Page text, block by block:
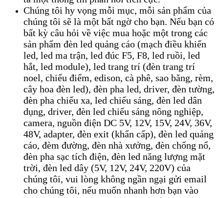
Chúng tôi hy vọng mỗi mục, mỗi sản phẩm của
chúng tôi sẽ là một bất ngờ cho bạn. Nếu bạn có
bất kỳ câu hỏi về việc mua hoặc một trong các
sản phẩm đèn led quảng cáo (mạch điều khiển
led, led ma trận, led đúc F5, F8, led ruồi, led
hắt, led module), led trang trí (đèn trang trí
noel, chiếu điểm, edison, cà phê, sao băng, rèm,
cây hoa đèn led), đèn pha led, driver, đèn tường,
đèn pha chiếu xa, led chiếu sáng, đèn led dân
dụng, driver, đèn led chiếu sáng nông nghiệp,
camera, nguồn điện DC 5V, 12V, 15V, 24V, 36V,
48V, adapter, đèn exit (khẩn cấp), đèn led quảng
cáo, đèm đường, đèn nhà xưởng, đèn chống nổ,
đèn pha sạc tích điện, đèn led năng lượng mặt
trời, đèn led dây (5V, 12V, 24V, 220V) của
chúng tôi, vui lòng không ngần ngại gửi email
cho chúng tôi, nếu muốn nhanh hơn bạn vào